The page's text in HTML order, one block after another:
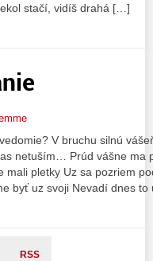
stačí, vidíš drahá […]
V bruchu silnú
netuším… Prúd vášne ma
mali pletky Uz sa pozriem
byť uz svoji Nevadí dnes
RSS